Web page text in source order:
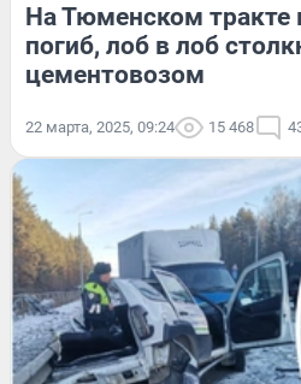
На Тюменском тракте
погиб, лоб в лоб
цементовозом
22 марта, 2025, 09:24 15 468